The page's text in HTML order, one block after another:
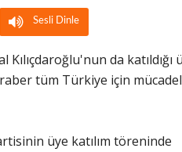
Sesli Dinle
da katıldığı
tüm Türkiye için
üye katılım töreninde